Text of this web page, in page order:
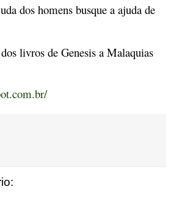
dos homens busque a ajuda de
livros de Genesis a Malaquias